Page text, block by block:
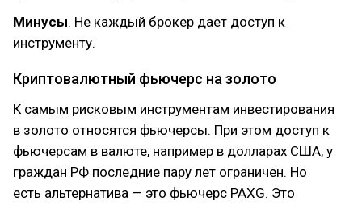
Минусы. Не каждый брокер дает доступ к
инструменту.
Криптовалютный фьючерс на золото
К самым рисковым инструментам инвестирования
в золото относятся фьючерсы. При этом доступ к
фьючерсам в валюте, например в долларах США, у
граждан РФ последние пару лет ограничен. Но
есть альтернатива — это фьючерс PAXG. Это